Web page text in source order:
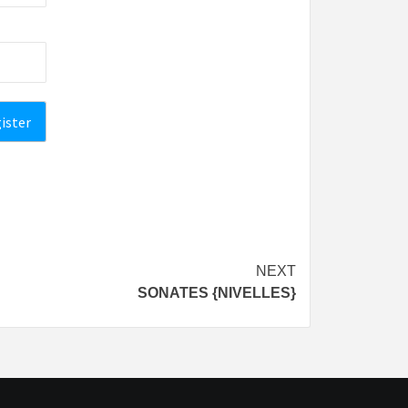
NEXT
SONATES {NIVELLES}